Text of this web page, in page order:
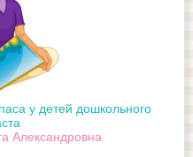
у детей дошкольного
Александровна